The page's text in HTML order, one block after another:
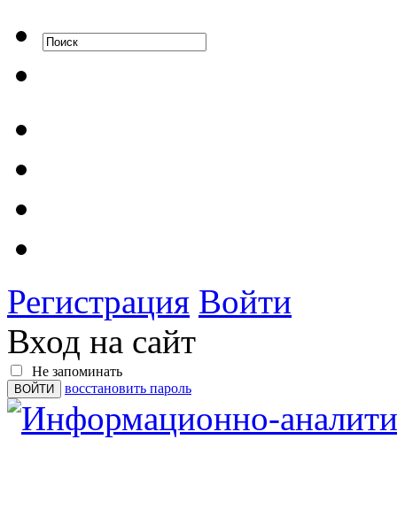
Регистрация Войти
Вход на сайт
Не запоминать
восстановить пароль